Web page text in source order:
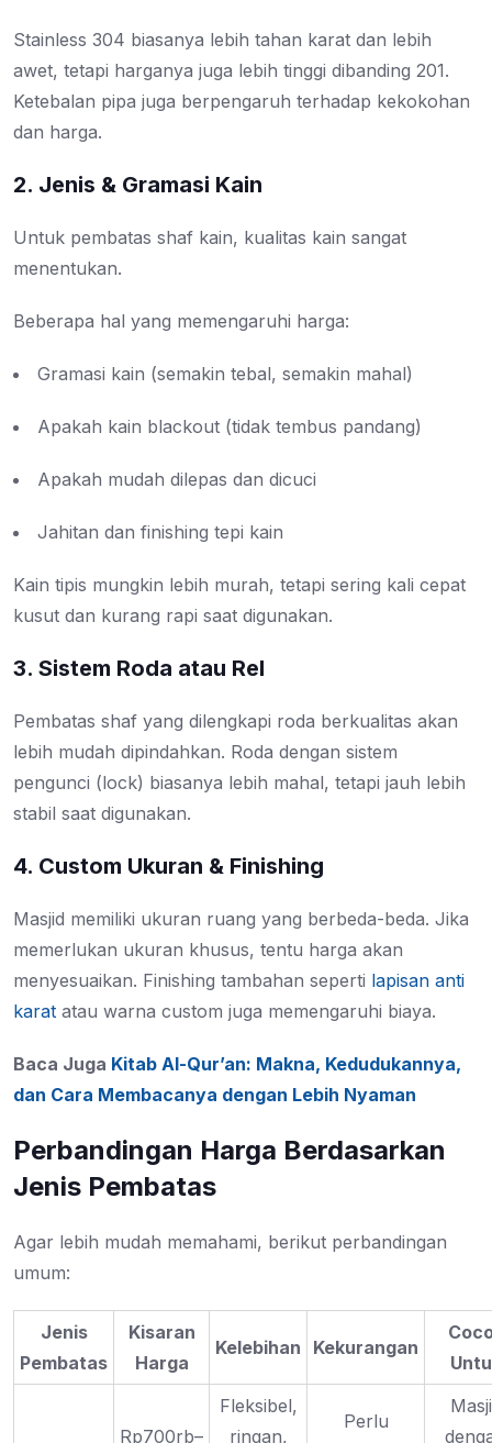
Stainless 304 biasanya lebih tahan karat dan lebih
awet, tetapi harganya juga lebih tinggi dibanding 201.
Ketebalan pipa juga berpengaruh terhadap kekokohan
dan harga.
2. Jenis & Gramasi Kain
Untuk pembatas shaf kain, kualitas kain sangat
menentukan.
Beberapa hal yang memengaruhi harga:
Gramasi kain (semakin tebal, semakin mahal)
Apakah kain blackout (tidak tembus pandang)
Apakah mudah dilepas dan dicuci
Jahitan dan finishing tepi kain
Kain tipis mungkin lebih murah, tetapi sering kali cepat
kusut dan kurang rapi saat digunakan.
3. Sistem Roda atau Rel
Pembatas shaf yang dilengkapi roda berkualitas akan
lebih mudah dipindahkan. Roda dengan sistem
pengunci (lock) biasanya lebih mahal, tetapi jauh lebih
stabil saat digunakan.
4. Custom Ukuran & Finishing
Masjid memiliki ukuran ruang yang berbeda-beda. Jika
memerlukan ukuran khusus, tentu harga akan
menyesuaikan. Finishing tambahan seperti lapisan anti
karat atau warna custom juga memengaruhi biaya.
Baca Juga Kitab Al-Qur’an: Makna, Kedudukannya,
dan Cara Membacanya dengan Lebih Nyaman
Perbandingan Harga Berdasarkan
Jenis Pembatas
Agar lebih mudah memahami, berikut perbandingan
umum:
Jenis
Pembatas
Kisaran
Harga
Kelebihan Kekurangan
Rp700rb–
Fleksibel,
ringan,
Perlu